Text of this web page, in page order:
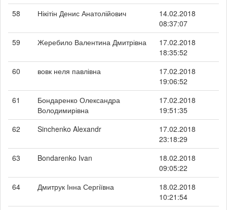
58
Нікітін Денис Анатолійович
14.02.2018
08:37:07
59
Жеребило Валентина Дмитрівна
17.02.2018
18:35:52
60
вовк неля павлівна
17.02.2018
19:06:52
61
Бондаренко Олександра
Володимирівна
17.02.2018
19:51:35
62
Sinchenko Alexandr
17.02.2018
23:18:29
63
Bondarenko Ivan
18.02.2018
09:05:22
64
Дмитрук Інна Сергіївна
18.02.2018
10:21:54